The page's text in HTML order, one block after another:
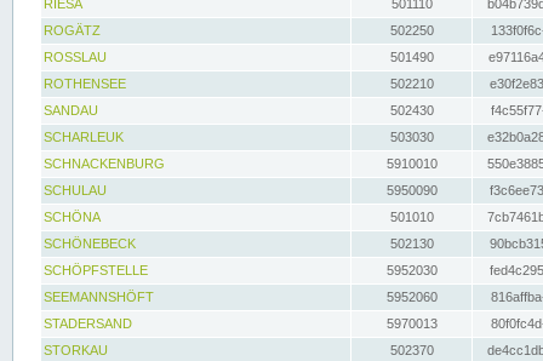
RIESA
501110
ROGÄTZ
502250
ROSSLAU
501490
ROTHENSEE
502210
SANDAU
502430
SCHARLEUK
503030
SCHNACKENBURG
5910010
SCHULAU
5950090
SCHÖNA
501010
SCHÖNEBECK
502130
SCHÖPFSTELLE
5952030
SEEMANNSHÖFT
5952060
STADERSAND
5970013
STORKAU
502370